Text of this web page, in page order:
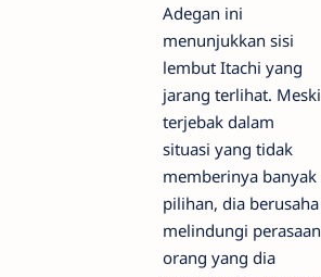
Adegan ini
menunjukkan sisi
lembut Itachi yang
jarang terlihat. Meski
terjebak dalam
situasi yang tidak
memberinya banyak
pilihan, dia berusaha
melindungi perasaan
orang yang dia